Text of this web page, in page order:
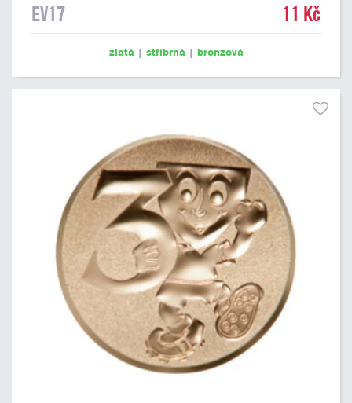
EV17 11 Kč
zlatá | stříbrná | bronzová